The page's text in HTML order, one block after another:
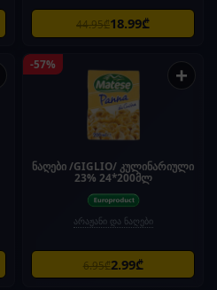
44.95₾18.99₾
-57% +
ნაღები /GIGLIO/ კულინარიული
23% 24*200მლ
არაჟანი და ნაღები
6.95₾2.99₾